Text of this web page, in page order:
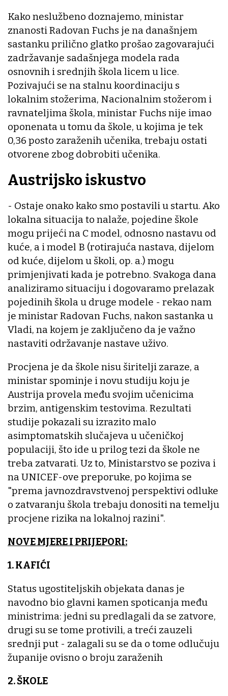
Kako neslužbeno doznajemo, ministar
znanosti Radovan Fuchs je na današnjem
sastanku prilično glatko prošao zagovarajući
zadržavanje sadašnjega modela rada
osnovnih i srednjih škola licem u lice.
Pozivajući se na stalnu koordinaciju s
lokalnim stožerima, Nacionalnim stožerom i
ravnateljima škola, ministar Fuchs nije imao
oponenata u tomu da škole, u kojima je tek
0,36 posto zaraženih učenika, trebaju ostati
otvorene zbog dobrobiti učenika.
Austrijsko iskustvo
- Ostaje onako kako smo postavili u startu. Ako
lokalna situacija to nalaže, pojedine škole
mogu prijeći na C model, odnosno nastavu od
kuće, a i model B (rotirajuća nastava, dijelom
od kuće, dijelom u školi, op. a.) mogu
primjenjivati kada je potrebno. Svakoga dana
analiziramo situaciju i dogovaramo prelazak
pojedinih škola u druge modele - rekao nam
je ministar Radovan Fuchs, nakon sastanka u
Vladi, na kojem je zaključeno da je važno
nastaviti održavanje nastave uživo.
Procjena je da škole nisu širitelji zaraze, a
ministar spominje i novu studiju koju je
Austrija provela među svojim učenicima
brzim, antigenskim testovima. Rezultati
studije pokazali su izrazito malo
asimptomatskih slučajeva u učeničkoj
populaciji, što ide u prilog tezi da škole ne
treba zatvarati. Uz to, Ministarstvo se poziva i
na UNICEF-ove preporuke, po kojima se
"prema javnozdravstvenoj perspektivi odluke
o zatvaranju škola trebaju donositi na temelju
procjene rizika na lokalnoj razini".
NOVE MJERE I PRIJEPORI:
1. KAFIĆI
Status ugostiteljskih objekata danas je
navodno bio glavni kamen spoticanja među
ministrima: jedni su predlagali da se zatvore,
drugi su se tome protivili, a treći zauzeli
srednji put - zalagali su se da o tome odlučuju
županije ovisno o broju zaraženih
2. ŠKOLE